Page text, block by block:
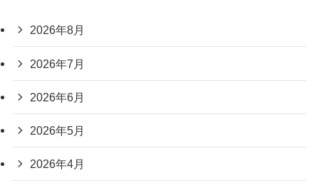
2026年8月
2026年7月
2026年6月
2026年5月
2026年4月